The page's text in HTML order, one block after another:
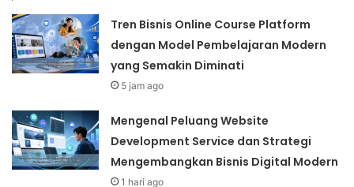
Tren Bisnis Online Course Platform
dengan Model Pembelajaran Modern
yang Semakin Diminati
5 jam ago
Mengenal Peluang Website
Development Service dan Strategi
Mengembangkan Bisnis Digital Modern
1 hari ago